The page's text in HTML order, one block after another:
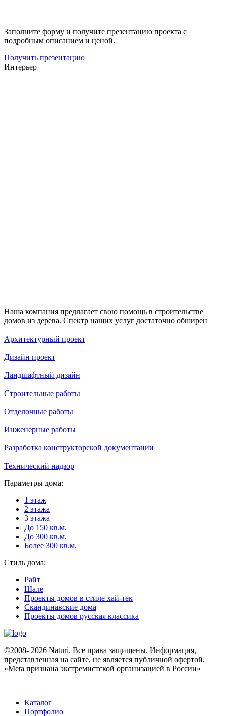
Заполните форму и получите презентацию проекта с
подробным описанием и ценой.
Получить презентацию
Интерьер
Наша компания предлагает свою помощь в строительстве
домов из дерева. Спектр наших услуг достаточно обширен
Архитектурный проект
Дизайн проект
Ландшафтный дизайн
Строительные работы
Отделочные работы
Инженерные работы
Разработка конструкторской документации
Технический надзор
Параметры дома:
1 этаж
2 этажа
3 этажа
До 150 кв.м.
До 300 кв.м.
Более 300 кв.м.
Стиль дома:
Райт
Шале
Проекты домов в стиле хай-тек
Скандинавские дома
Проекты домов русская классика
©2008- 2026 Naturi. Все права защищены. Информация,
представленная на сайте, не является публичной офертой.
«Meta признана экстремистcкой организацией в России»
Каталог
Портфолио